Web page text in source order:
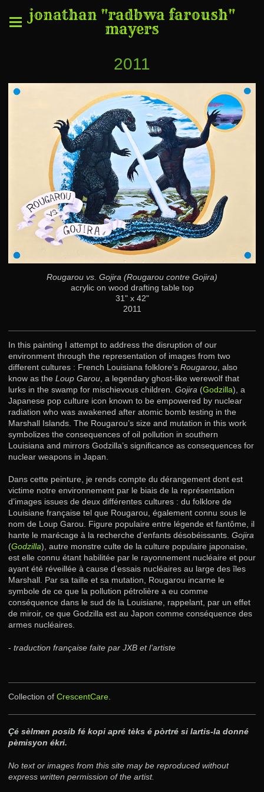
jonathan "radbwa faroush"
mayers
2011
Rougarou vs. Gojira (Rougarou contre Gojira)
acrylic on wood drafting table top
31" x 42"
2011
In this painting I attempt to address the disruption of our
environment through the representation of images from two
different cultures : French Louisiana folklore’s Rougarou , also
know as the Loup Garou , a legendary ghost-like werewolf that
lurks in the swamp for mischievous children. Gojira (Godzilla), a
Japanese pop culture icon known to be empowered by nuclear
radiation who was awakened after atomic bomb testing in the
Marshall Islands. The Rougarou’s size and mutation in this work
symbolizes the consequences of oil pollution in southern
Louisiana and mirrors Godzilla’s significance as consequences for
nuclear weapons in Japan.
Dans cette peinture, je rends compte du dérangement dont est
victime notre environnement par le biais de la représentation
d’images issues de deux différentes cultures : du folklore de
Louisiane française tel que Rougarou, également connu sous le
nom de Loup Garou. Figure populaire entre légende et fantôme, il
hante le marécage à la recherche d’enfants désobéissants. Gojira
(Godzilla), autre monstre culte de la culture populaire japonaise,
est elle connu étant habilitée par le rayonnement nucléaire et pour
ayant été réveillée à cause d’essais nucléaires au large des îles
Marshall. Par sa taille et sa mutation, Rougarou incarne le
symbole de ce que la pollution pétrolière a eu comme
conséquence dans le sud de la Louisiane, rappelant, par un effet
de miroir, ce que Godzilla est au Japon comme conséquence des
armes nucléaires.
- traduction française faite par JXB et l’artiste
Collection of CrescentCare
Çé sèlmen posib fé kopi apré tèks é pòrtré si lartis-la donné
pèmisyon ékri.
No text or images from this site may be reproduced without
express written permission of the artist.